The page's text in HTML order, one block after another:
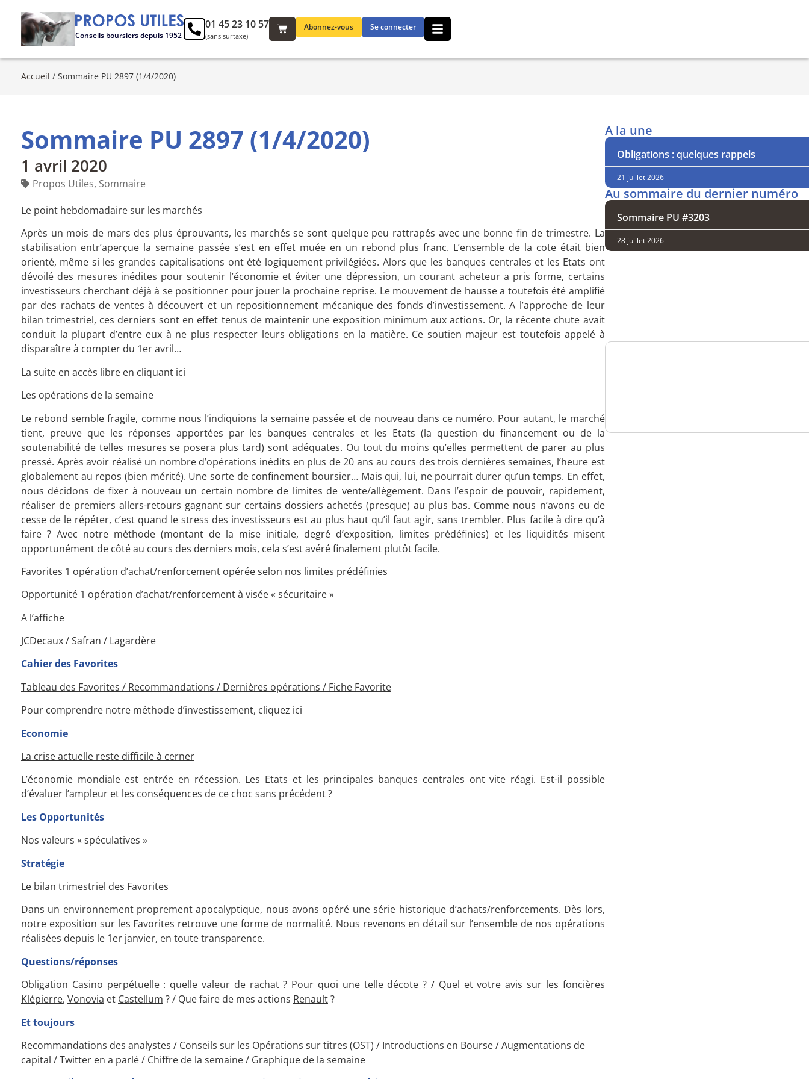
Conseils boursiers depuis 1952
Abonnez-vous Se connecter
01 45 23 10 57
(sans surtaxe)
Accueil / Sommaire PU 2897 (1/4/2020)
Sommaire PU 2897 (1/4/2020)
1 avril 2020
Propos Utiles, Sommaire
Le point hebdomadaire sur les marchés
Après un mois de mars des plus éprouvants, les marchés se sont quelque peu rattrapés avec une bonne fin de trimestre. La
stabilisation entr’aperçue la semaine passée s’est en effet muée en un rebond plus franc. L’ensemble de la cote était bien
orienté, même si les grandes capitalisations ont été logiquement privilégiées. Alors que les banques centrales et les Etats ont
dévoilé des mesures inédites pour soutenir l’économie et éviter une dépression, un courant acheteur a pris forme, certains
investisseurs cherchant déjà à se positionner pour jouer la prochaine reprise. Le mouvement de hausse a toutefois été amplifié
par des rachats de ventes à découvert et un repositionnement mécanique des fonds d’investissement. A l’approche de leur
bilan trimestriel, ces derniers sont en effet tenus de maintenir une exposition minimum aux actions. Or, la récente chute avait
conduit la plupart d’entre eux à ne plus respecter leurs obligations en la matière. Ce soutien majeur est toutefois appelé à
disparaître à compter du 1er avril…
La suite en accès libre en cliquant ici
Les opérations de la semaine
Le rebond semble fragile, comme nous l’indiquions la semaine passée et de nouveau dans ce numéro. Pour autant, le marché
tient, preuve que les réponses apportées par les banques centrales et les Etats (la question du financement ou de la
soutenabilité de telles mesures se posera plus tard) sont adéquates. Ou tout du moins qu’elles permettent de parer au plus
pressé. Après avoir réalisé un nombre d’opérations inédits en plus de 20 ans au cours des trois dernières semaines, l’heure est
globalement au repos (bien mérité). Une sorte de confinement boursier… Mais qui, lui, ne pourrait durer qu’un temps. En effet,
nous décidons de fixer à nouveau un certain nombre de limites de vente/allègement. Dans l’espoir de pouvoir, rapidement,
réaliser de premiers allers-retours gagnantsur certains dossiers achetés (presque) au plus bas. Comme nous n’avons eu de
cesse de le répéter, c’est quand le stress des investisseurs est au plus haut qu’il faut agir, sans trembler. Plus facile à dire qu’à
faire ? Avec notre méthode (montant de la mise initiale, degré d’exposition, limites prédéfinies) et les liquidités misent
opportunément de côté au cours des derniers mois, cela s’est avéré finalement plutôt facile.
Favorites 1 opération d’achat/renforcement opérée selon nos limites prédéfinies
Opportunité 1 opération d’achat/renforcement à visée « sécuritaire »
A l’affiche
JCDecaux/Safran / Lagardère
Cahier des Favorites
Tableau des Favorites / Recommandations / Dernières opérations / Fiche Favorite
Pour comprendre notre méthode d’investissement, cliquez ici
Economie
La crise actuelle reste difficile à cerner
L’économie mondiale est entrée en récession. Les Etats et les principales banques centrales ont vite réagi. Est-il possible
d’évaluer l’ampleur et les conséquences de ce choc sans précédent ?
Les Opportunités
Nos valeurs « spéculatives »
Stratégie
Le bilan trimestriel des Favorites
Dans un environnement proprement apocalyptique, nous avons opéré une série historique d’achats/renforcements. Dès lors,
notre exposition sur les Favorites retrouve une forme de normalité. Nous revenons en détail sur l’ensemble de nos opérations
réalisées depuis le 1er janvier, en toute transparence.
Questions/réponses
Obligation Casino perpétuelle: quelle valeur de rachat ? Pour quoi une telle décote ? / Quel et votre avis sur les foncières
Klépierre, Vonovia et Castellum ? / Que faire de mes actions Renault?
Et toujours
Recommandations des analystes / Conseils sur les Opérations sur titres (OST) / Introductions en Bourse / Augmentations de
capital / Twitter en a parlé / Chiffre de la semaine / Graphique de la semaine
A la une
Obligations : quelques rappels
21 juillet 2026
Au sommaire du dernier numéro
Sommaire PU #3203
28 juillet 2026